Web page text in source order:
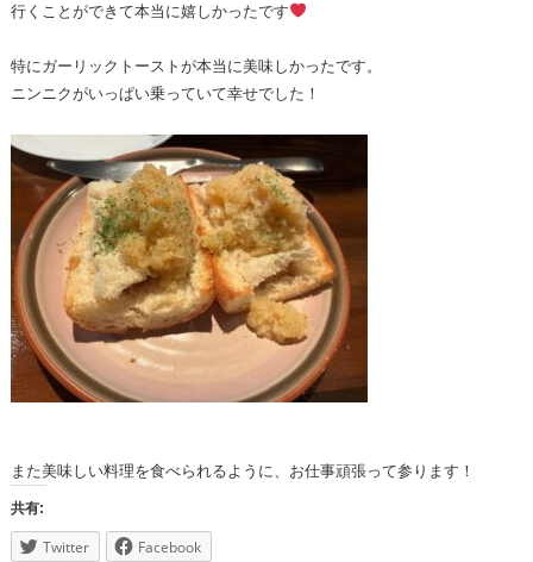
行くことができて本当に嬉しかったです
特にガーリックトーストが本当に美味しかったです。
ニンニクがいっぱい乗っていて幸せでした！
また美味しい料理を食べられるように、お仕事頑張って参ります！
共有:
Twitter Facebook